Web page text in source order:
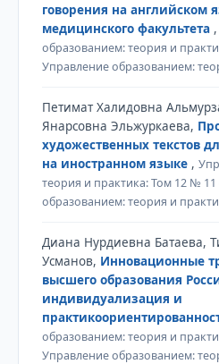
говорения на английском
медицинского факультета ,
образованием: теория и
Управление образованием:
Петимат Халидовна
Янарсовна Эльжуркаева,
художественных текстов
на иностранном языке ,
теория и практика: Том 12 №
образованием: теория и
Диана Нурдиевна Батаева,
Усманов, Инновационные
высшего образования
индивидуализация и
образованием: теория и
Управление образованием: